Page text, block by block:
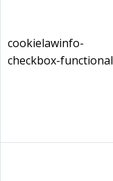
cookielawinfo-
checkbox-functional